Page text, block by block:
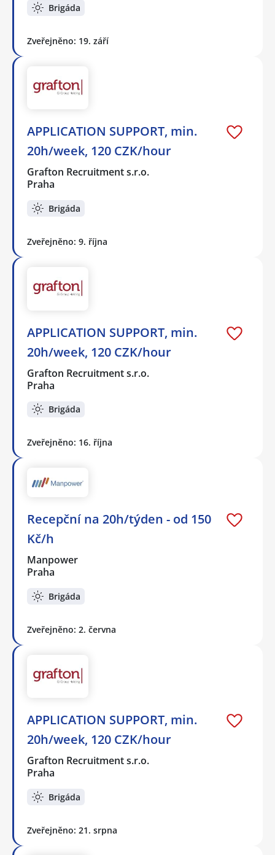
Brigáda
Zveřejněno: 19. září
APPLICATION SUPPORT, min.
20h/week, 120 CZK/hour
Grafton Recruitment s.r.o.
Praha
Brigáda
Zveřejněno: 9. října
APPLICATION SUPPORT, min.
20h/week, 120 CZK/hour
Grafton Recruitment s.r.o.
Praha
Brigáda
Zveřejněno: 16. října
Recepční na 20h/týden - od 150
Kč/h
Manpower
Praha
Brigáda
Zveřejněno: 2. června
APPLICATION SUPPORT, min.
20h/week, 120 CZK/hour
Grafton Recruitment s.r.o.
Praha
Brigáda
Zveřejněno: 21. srpna